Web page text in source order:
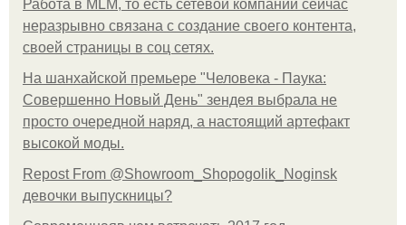
Работа в MLM, то есть сетевой компании сейчас
неразрывно связана с создание своего контента,
своей страницы в соц сетях.
На шанхайской премьере "Человека - Паука:
Совершенно Новый День" зендея выбрала не
просто очередной наряд, а настоящий артефакт
высокой моды.
Repost From @Showroom_Shopogolik_Noginsk
девочки выпускницы?